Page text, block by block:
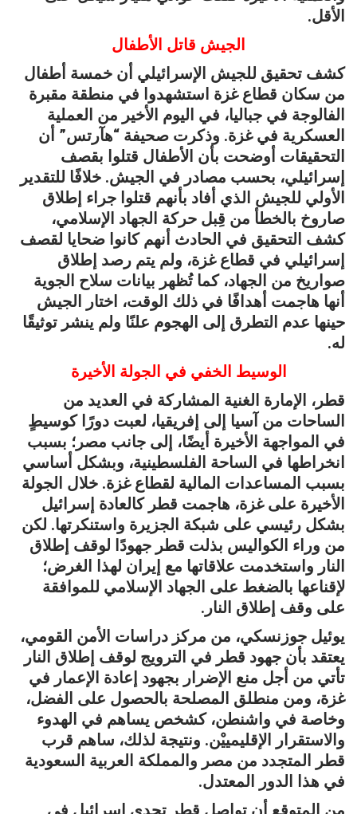
الأقل.
الجيش قاتل الأطفال
كشف تحقيق للجيش الإسرائيلي أن خمسة أطفال
من سكان قطاع غزة استشهدوا في منطقة مقبرة
الفالوجة في جباليا، في اليوم الأخير من العملية
العسكرية في غزة. وذكرت صحيفة “هآرتس” أن
التحقيقات أوضحت بأن الأطفال قتلوا بقصف
إسرائيلي، بحسب مصادر في الجيش. خلافًا للتقدير
الأولي للجيش الذي أفاد بأنهم قتلوا جراء إطلاق
صاروخ بالخطأ من قِبل حركة الجهاد الإسلامي،
كشف التحقيق في الحادث أنهم كانوا ضحايا لقصف
إسرائيلي في قطاع غزة، ولم يتم رصد إطلاق
صواريخ من الجهاد، كما تُظهر بيانات سلاح الجوية
أنها هاجمت أهدافًا في ذلك الوقت، اختار الجيش
حينها عدم التطرق إلى الهجوم علنًا ولم ينشر توثيقًا
له.
الوسيط الخفي في الجولة الأخيرة
قطر، الإمارة الغنية المشاركة في العديد من
الساحات من آسيا إلى إفريقيا، لعبت دورًا كوسيطٍ
في المواجهة الأخيرة أيضًا، إلى جانب مصر؛ بسبب
انخراطها في الساحة الفلسطينية، وبشكل أساسي
بسبب المساعدات المالية لقطاع غزة. خلال الجولة
الأخيرة على غزة، هاجمت قطر كالعادة إسرائيل
بشكل رئيسي على شبكة الجزيرة واستنكرتها. لكن
من وراء الكواليس بذلت قطر جهودًا لوقف إطلاق
النار واستخدمت علاقاتها مع إيران لهذا الغرض؛
لإقناعها بالضغط على الجهاد الإسلامي للموافقة
على وقف إطلاق النار.
يوئيل جوزنسكي، من مركز دراسات الأمن القومي،
يعتقد بأن جهود قطر في الترويج لوقف إطلاق النار
تأتي من أجل منع الإضرار بجهود إعادة الإعمار في
غزة، ومن منطلق المصلحة بالحصول على الفضل،
وخاصة في واشنطن، كشخص يساهم في الهدوء
والاستقرار الإقليمييْن. ونتيجة لذلك، ساهم قرب
قطر المتجدد من مصر والمملكة العربية السعودية
في هذا الدور المعتدل.
من المتوقع أن تواصل قطر تحدي إسرائيل في